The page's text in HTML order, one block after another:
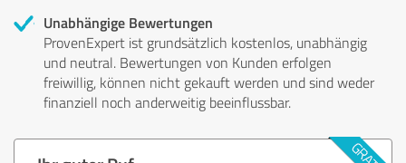
Unabhängige Bewertungen
ProvenExpert ist grundsätzlich kostenlos, unabhängig
und neutral. Bewertungen von Kunden erfolgen
freiwillig, können nicht gekauft werden und sind weder
finanziell noch anderweitig beeinflussbar.